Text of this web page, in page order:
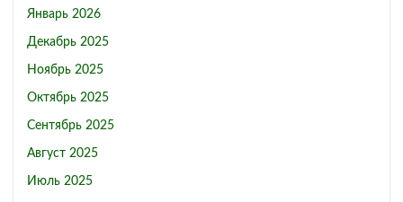
Январь 2026
Декабрь 2025
Ноябрь 2025
Октябрь 2025
Сентябрь 2025
Август 2025
Июль 2025